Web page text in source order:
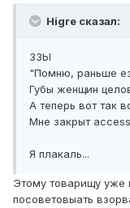
Higre сказал:
ЗЗЫ
"Помню, раньше
Губы женщин
А теперь вот так
Мне закрыт
Я плакаль...
Этому товарищу уже
посоветовыать